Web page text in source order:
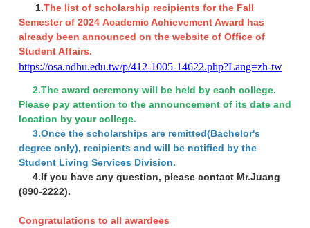
1.The list of scholarship recipients for the Fall
Semester of 2024 Academic Achievement Award has
already been announced on the website of Office of
Student Affairs.
https://osa.ndhu.edu.tw/p/412-1005-14622.php?Lang=zh-tw
2.The award ceremony will be held by each college.
Please pay attention to the announcement of its date and
location by your college.
3.Once the scholarships are remitted(Bachelor's
degree only), recipients and will be notified by the
Student Living Services Division.
4.If you have any question, please contact Mr.Juang
(890-2222).
Congratulations to all awardees